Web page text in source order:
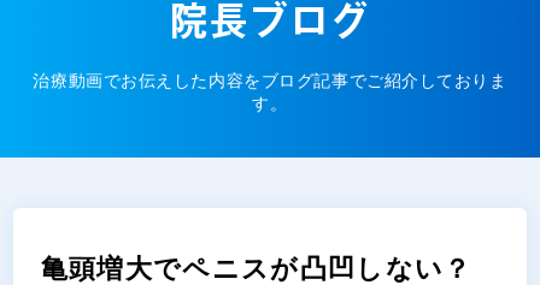
院長ブログ
治療動画でお伝えした内容をブログ記事でご紹介しておりま
す。
亀頭増大でペニスが凸凹しない？